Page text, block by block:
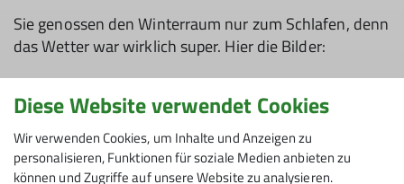
Sie genossen den Winterraum nur zum Schlafen, denn
das Wetter war wirklich super. Hier die Bilder:
Diese Website verwendet Cookies
Wir verwenden Cookies, um Inhalte und Anzeigen zu
personalisieren, Funktionen für soziale Medien anbieten zu
können und Zugriffe auf unsere Website zu analysieren.